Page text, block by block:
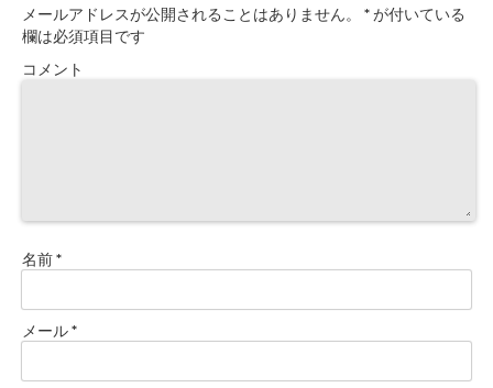
メールアドレスが公開されることはありません。 *が付いている
欄は必須項目です
コメント
名前*
メール*